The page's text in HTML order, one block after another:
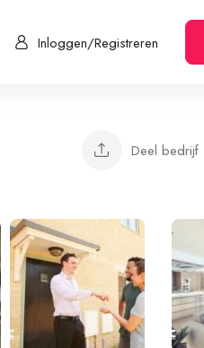
Inloggen/Registreren
Deel bedrijf